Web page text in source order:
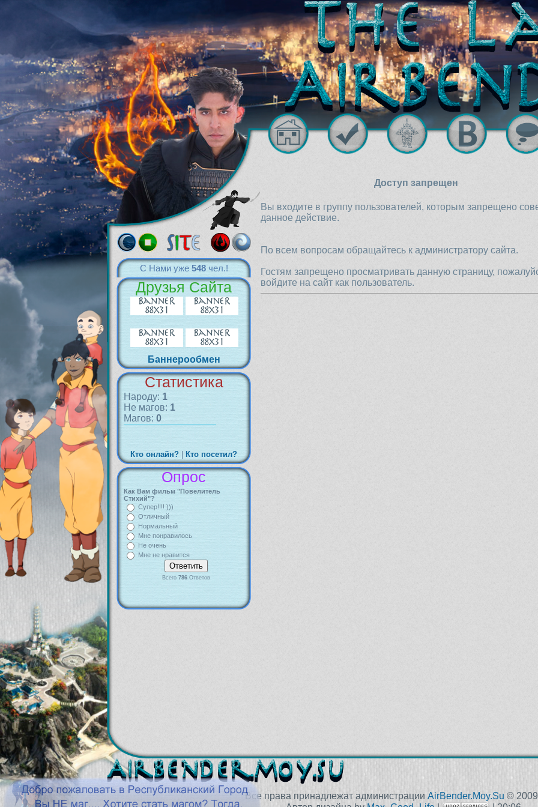
С Нами уже 548чел.!
Друзья Сайта
Баннерообмен
Статистика
Народу: 1
Не магов: 1
Магов: 0
Кто онлайн? Кто посетил?
Опрос
Как Вам фильм "Повелитель
Стихий"?
Супер!!!! )))
Отличный
Нормальный
Мне понравилось
Не очень
Мне не нравится
Всего 786Ответов
Доступ запрещен
Вы входите в группу пользователей, которым запрещено
данное действие.
По всем вопросам обращайтесь к администратору сайта.
Гостям запрещено просматривать данную страницу,
войдите на сайт как пользователь.
Все права принадлежат администрации AirBender.Moy.Su ©